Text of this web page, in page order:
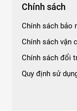
Chính sách
Chính sách bảo
Chính sách vận
Chính sách đổi
Quy định sử